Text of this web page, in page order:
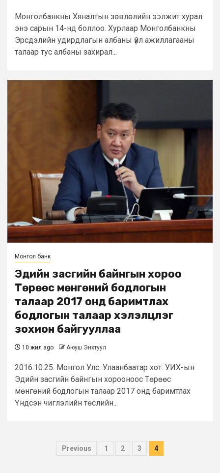
Монголбанкны Хяналтын зөвлөлийн ээлжит хурал
энэ сарын 14-нд боллоо. Хурлаар Монголбанкны
Эрсдэлийн удирдлагын албаны үйл ажиллагааны
талаар тус албаны захирал...
Монгол банк
Эдийн засгийн байнгын хороо
Төрөөс мөнгөний бодлогын
талаар 2017 онд баримтлах
бодлогын талаар хэлэлцүүлэг
зохион байгууллаа
10 жил ago Аюуш Энхтуул
2016.10.25. Монгол Улс. Улаанбаатар хот. УИХ-ын
Эдийн засгийн байнгын хорооноос Төрөөс
мөнгөний бодлогын талаар 2017 онд баримтлах
Үндсэн чиглэлийн төслийн...
Posts
Previous 1 2 3 4